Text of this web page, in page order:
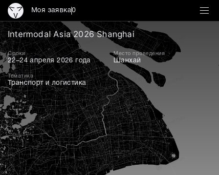
Моя заявка0
Intermodal Asia 2026
Intermodal Asia 2026 Shanghai
Сроки
22–24 апреля 2026 года
Место проведения
Шанхай
Тематика
Транспорт и логистика